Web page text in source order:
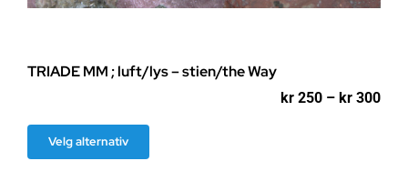
TRIADE MM ; luft/lys – stien/the Way
kr 250 – kr 300
Velg alternativ
produktet